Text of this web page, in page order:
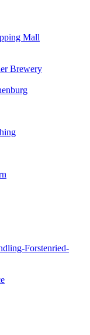
Mall
Brewery
Forstenried-